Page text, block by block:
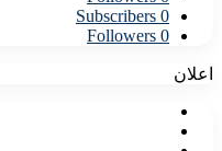
0
Subscribers
0
Followers
اعلان